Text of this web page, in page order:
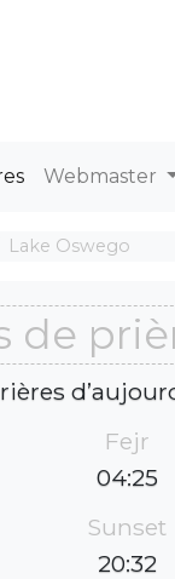
Webmaster
Lake Oswego
de
Fejr
04:25
Sunset
20:32